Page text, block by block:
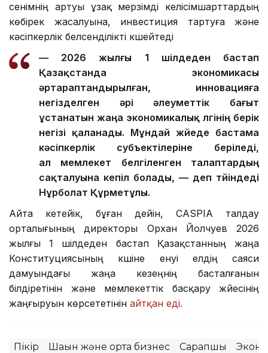
сенімнің артуы ұзақ мерзімді келісімшарттардың
көбірек жасалуына, инвестиция тартуға және
кәсіпкерлік белсенділікті күшейтеді
— 2026 жылғы 1 шілдеден бастап
Қазақстанда экономикасы
әртараптандырылған, инновацияға
негізделген әрі әлеуметтік бағыт
ұстанатын жаңа экономикалық үлгінің берік
негізі қаланады. Мұндай жүйеде бастама
кәсіпкерлік субъектілеріне беріледі,
ал мемлекет белгіленген талаптардың
сақталуына кепіл болады, — деп түйіндеді
Нұрболат Құрметұлы.
Айта кетейік, бұған дейін, CASPIA талдау
орталығының директоры Орхан Йолчуев 2026
жылғы 1 шілдеден бастап Қазақстанның жаңа
Конституциясының күшіне енуі елдің саяси
дамуындағы жаңа кезеңнің басталғанын
білдіретінін және мемлекеттік басқару жүйесінің
жаңғыруын көрсететінін айтқан еді.
Пікір Шағын және орта бизнес Сарапшы